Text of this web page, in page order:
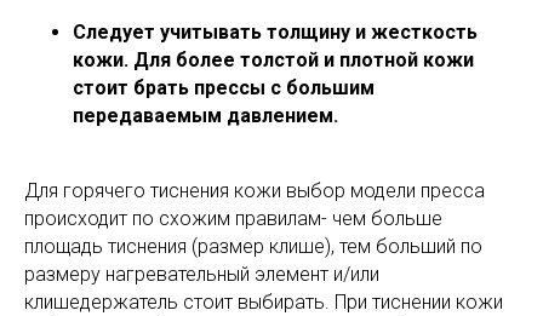
Следует учитывать толщину и жесткость
кожи. Для более толстой и плотной кожи
стоит брать прессы с большим
передаваемым давлением.
Для горячего тиснения кожи выбор модели пресса
происходит по схожим правилам- чем больше
площадь тиснения (размер клише), тем больший по
размеру нагревательный элемент и/или
клишедержатель стоит выбирать. При тиснении кожи